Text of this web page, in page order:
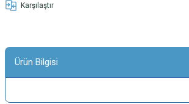
Karşılaştır
Ürün Bilgisi